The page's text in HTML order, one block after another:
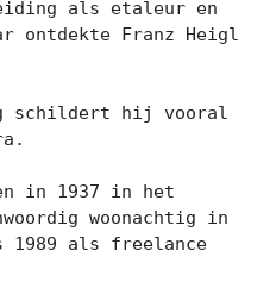
als etaleur en
ontdekte Franz Heigl
schildert hij vooral
in 1937 in het
woonachtig in
1989 als freelance